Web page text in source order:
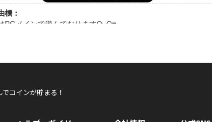
欄：
PGメインで遊んでおりますᕱ⑅ᕱ♥
コインが貯まる！